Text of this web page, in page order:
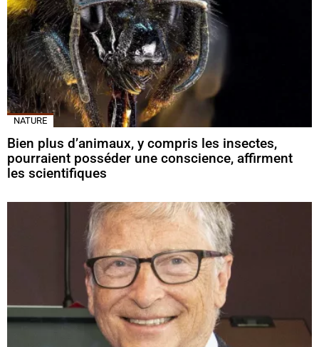
NATURE
Bien plus d’animaux, y compris les insectes,
pourraient posséder une conscience, affirment
les scientifiques